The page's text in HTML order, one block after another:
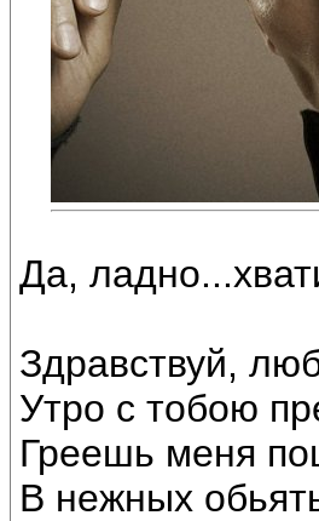
Да,
Здравствуй,
Утро с тобою
Греешь меня
В нежных